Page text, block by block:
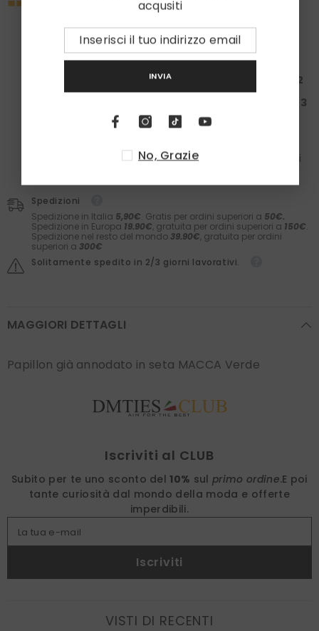
Approfitta subito della nostra promo esclusiva:
la tua spesa ti regala un setLaboratori Asteriti
calzini in caldo cotoneZazà!
Spendi almeno100€: Ricevi unaBox da 50€ + 1
200€: Ricevi una
Box da 150€ + 2
paiadi calzini
Box da 200€ + 3
di calzini
in caldo cotone efatti in Italia
. Il valore dei
Spedizioni
Spedizione in Italia 5,90€. Gratis per ordini superiori a 50€.
Spedizione in Europa 19.90€, gratuita per ordini superiori a 150€.
Spedizione nel resto del mondo 39.90€, gratuita per ordini
superiori a 300€
Solitamente spedito in 2/3 giorni lavorativi.
MAGGIORI DETTAGLI
Papillon già annodato in seta MACCA Verde
Iscriviti al CLUB
Subito per te uno sconto del 10% sulprimo ordine.E poi
tante curiosità dal mondo della moda e offerte
imperdibili.
La tua e-mail
Iscriviti
VISTI DI RECENTI
acqusiti
INVIA
No, Grazie